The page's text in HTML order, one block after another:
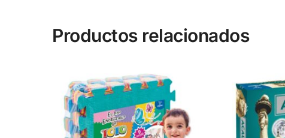
Productos relacionados